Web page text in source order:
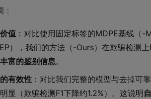
值 ：对比使用固定标签的MDPE基线（
），我们的方法（-Ours）在欺骗检测
富的鉴别信息。
有效性 ：对比我们完整的模型与去掉可
显（欺骗检测F1下降约1.2%）。这说明